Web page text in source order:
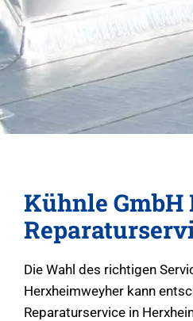
Kühnle
Die Wahl des richtigen
Herxheimweyher kann
Reparaturservice in